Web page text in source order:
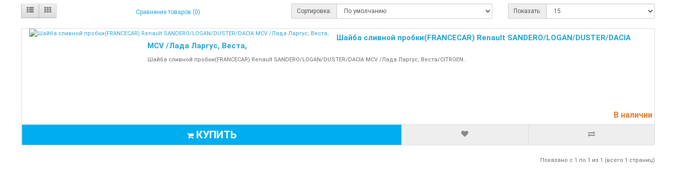
Сравнение товаров (0) Сортировка: Показать:
Шайба сливной пробки(FRANCECAR) Renault SANDERO/LOGAN/DUSTER/DACIA
MCV /Лада Ларгус, Веста,
Шайба сливной пробки(FRANCECAR) Renault SANDERO/LOGAN/DUSTER/DACIA MCV /Лада Ларгус, Веста/CITROEN..
В наличии
КУПИТЬ
Показано с 1 по 1 из 1 (всего 1 страниц)